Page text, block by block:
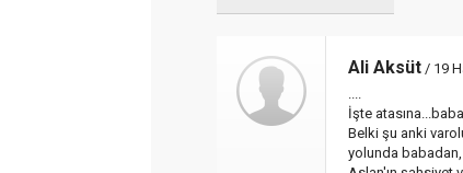
Ali Aksüt / 19
....
İşte
Belki şu anki
yolunda babadan,